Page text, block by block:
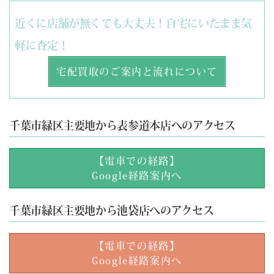
近くに店舗が無くても大丈夫！自宅にいたまま気
軽に査定！
宅配買取のご案内と流れについて
千葉市緑区主要地から表参道本店へのアクセス
【電車での経路】
Google経路案内へ
千葉市緑区主要地から池袋店へのアクセス
【電車での経路】
Google経路案内へ